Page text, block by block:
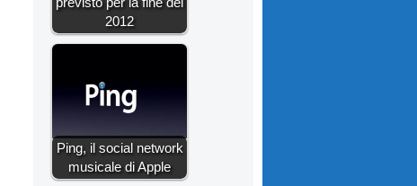
2012
Ping, il social network
musicale di Apple